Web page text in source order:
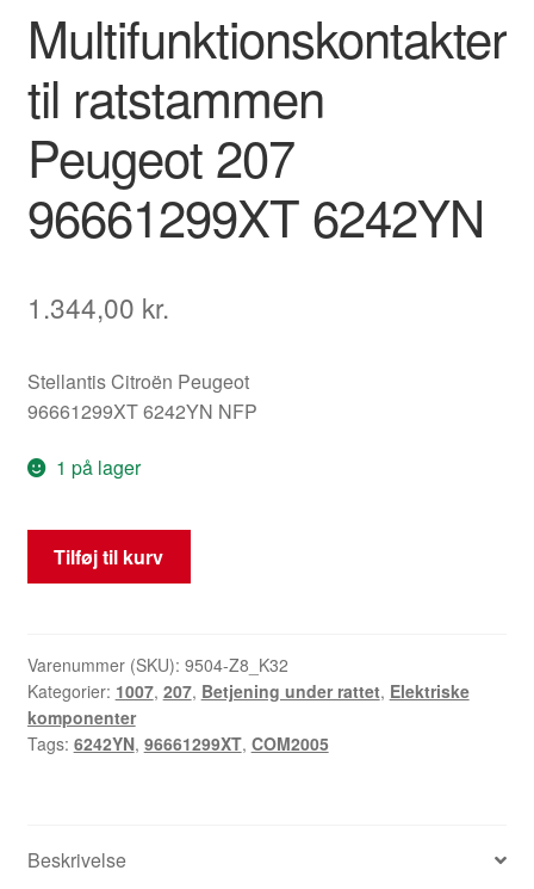
Multifunktionskontakter
til ratstammen
Peugeot 207
96661299XT 6242YN
1.344,00 kr.
Stellantis Citroën Peugeot
96661299XT 6242YN NFP
1 på lager
Multifunktionskontakter
207
96661299XT
6242YN
antal
Tilføj til kurv
Varenummer (SKU): 9504-Z8_K32
Kategorier: 1007, 207, Betjening under rattet, Elektriske
komponenter
Tags: 6242YN, 96661299XT, COM2005
Beskrivelse